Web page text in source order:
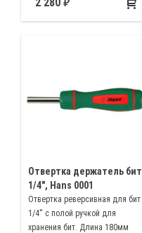
Отвертка держатель бит
1/4", Hans 0001
Отвертка реверсивная для бит
1/4'' с полой ручкой для
хранения бит. Длина 180мм